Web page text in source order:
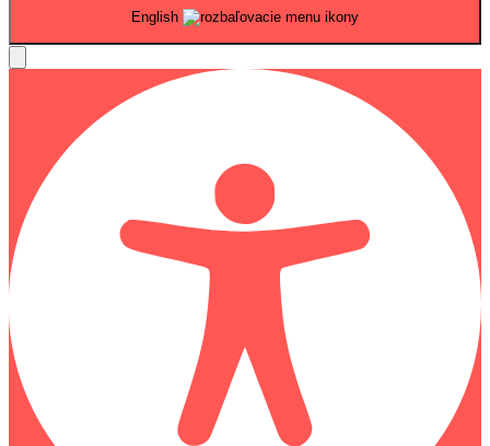
English